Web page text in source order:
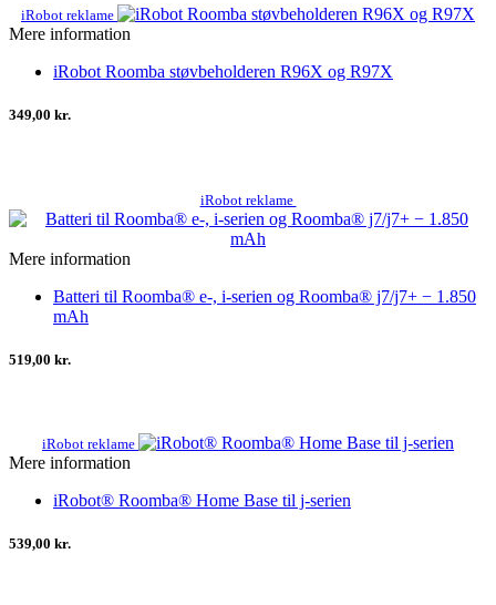
iRobot reklame
Mere information
iRobot Roomba støvbeholderen R96X og R97X
349,00 kr.
iRobot reklame
Mere information
Batteri til Roomba® e-, i-serien og Roomba® j7/j7+ − 1.850
mAh
519,00 kr.
iRobot reklame
Mere information
iRobot® Roomba® Home Base til j-serien
539,00 kr.